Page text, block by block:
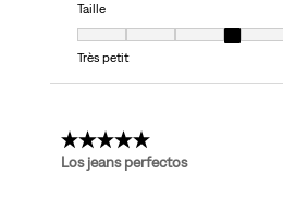
Taille
Taille, 4 sur 7, où 1 est égal à Très
Très petit
5 étoile(s) sur 5.
Los jeans perfectos